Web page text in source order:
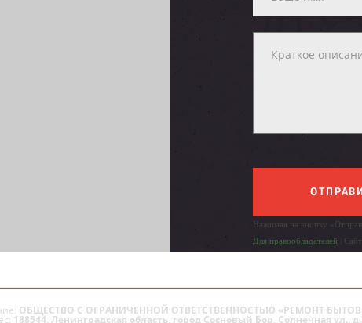
Нажимая на кнопку
Для правообладателей |
ОБЩЕСТВО С ОГРАНИЧЕННОЙ ОТВЕТСТВЕННОСТЬЮ «РЕМОНТ
188544, Ленинградская область, город Сосновый Бор, Солнечная ул.,